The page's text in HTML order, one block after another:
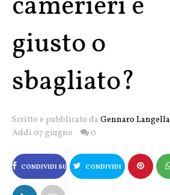
giusto o
sbagliato?
Scritto e pubblicato da Gennaro Langella
Addì 07 giugno
0
CONDIVIDI SU CONDIVIDI